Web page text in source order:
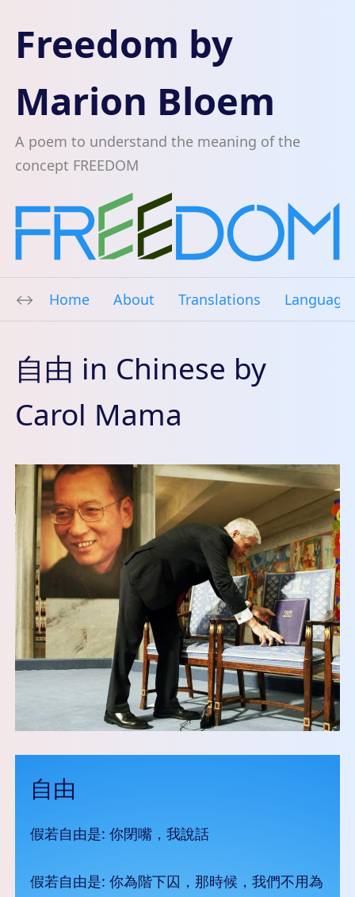
Freedom by
Marion Bloem
A poem to understand the meaning of the
concept FREEDOM
Home About Translations
自由 in Chinese by
Carol Mama
自由
假若自由是: 你閉嘴，我說話
假若自由是: 你為階下囚，那時候，我們不用為